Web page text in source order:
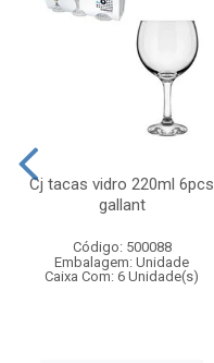
Cj tacas vidro 220ml 6pcs
gallant
Código: 500088
Embalagem: Unidade
Caixa Com: 6 Unidade(s)